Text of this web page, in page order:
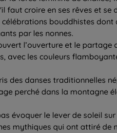
faut croire en ses rêves et se
célébrations bouddhistes
par les nonnes.
l’ouverture et le
avec les couleurs
des danses traditionnelles
perché dans la montagne
évoquer le lever de soleil
mythiques qui ont attiré de